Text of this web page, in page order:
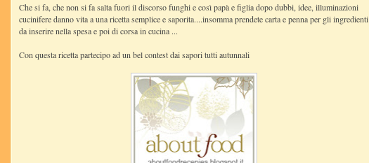
Che si fa, che non si fa salta fuori il discorso funghi e così papà e figlia dopo dubbi, idee, illuminazioni
cucinifere danno vita a una ricetta semplice e saporita....insomma prendete carta e penna per gli ingredienti
da inserire nella spesa e poi di corsa in cucina ...
Con questa ricetta partecipo ad un bel contest dai sapori tutti autunnali